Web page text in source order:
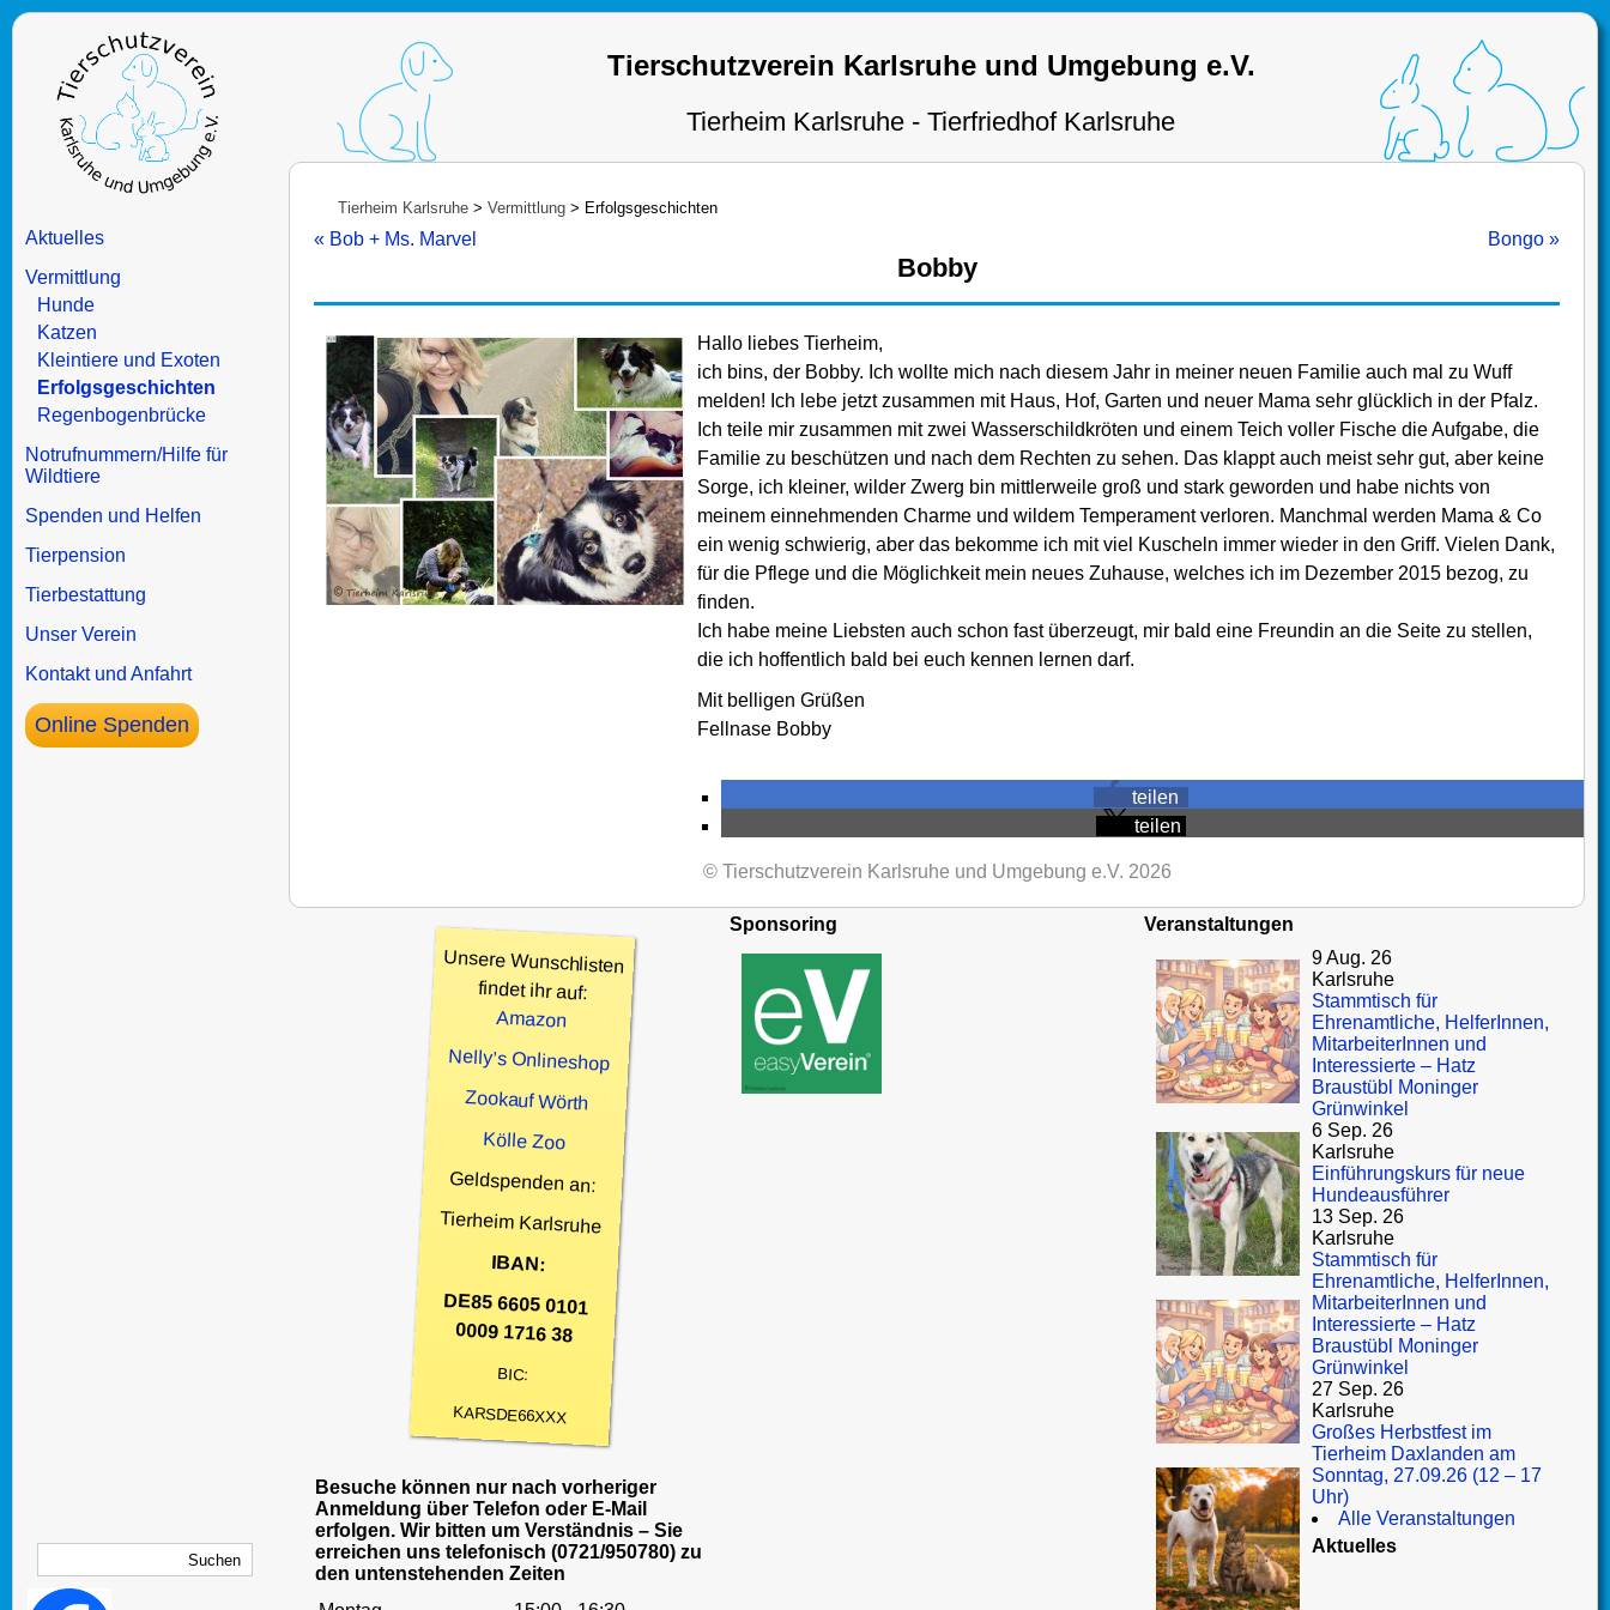
Tierschutzverein Karlsruhe und Umgebung e.V.
Tierheim Karlsruhe - Tierfriedhof Karlsruhe
Aktuelles
Vermittlung
Hunde
Katzen
Kleintiere und Exoten
Erfolgsgeschichten
Regenbogenbrücke
Notrufnummern/Hilfe für
Wildtiere
Spenden und Helfen
Tierpension
Tierbestattung
Unser Verein
Kontakt und Anfahrt
Online Spenden
Tierheim Karlsruhe > Vermittlung > Erfolgsgeschichten
« Bob + Ms. Marvel Bongo »
Bobby
Hallo liebes Tierheim,
ich bins, der Bobby. Ich wollte mich nach diesem Jahr in meiner neuen Familie auch mal zu Wuff
melden! Ich lebe jetzt zusammen mit Haus, Hof, Garten und neuer Mama sehr glücklich in der Pfalz.
Ich teile mir zusammen mit zwei Wasserschildkröten und einem Teich voller Fische die Aufgabe, die
Familie zu beschützen und nach dem Rechten zu sehen. Das klappt auch meist sehr gut, aber keine
Sorge, ich kleiner, wilder Zwerg bin mittlerweile groß und stark geworden und habe nichts von
meinem einnehmenden Charme und wildem Temperament verloren. Manchmal werden Mama & Co
ein wenig schwierig, aber das bekomme ich mit viel Kuscheln immer wieder in den Griff. Vielen Dank,
für die Pflege und die Möglichkeit mein neues Zuhause, welches ich im Dezember 2015 bezog, zu
finden.
Ich habe meine Liebsten auch schon fast überzeugt, mir bald eine Freundin an die Seite zu stellen,
die ich hoffentlich bald bei euch kennen lernen darf.
Mit belligen Grüßen
Fellnase Bobby
teilen
teilen
© Tierschutzverein Karlsruhe und Umgebung e.V. 2026
Unsere Wunschlisten
findet ihr auf:
Amazon
Nelly’s Onlineshop
Zookauf Wörth
Kölle Zoo
Geldspenden an:
Tierheim Karlsruhe
IBAN:
DE85 6605 0101
0009 1716 38
BIC:
KARSDE66XXX
Besuche können nur nach vorheriger
Anmeldung über Telefon oder E-Mail
erfolgen. Wir bitten um Verständnis – Sie
erreichen uns telefonisch (0721/950780) zu
den untenstehenden Zeiten
Sponsoring
Veranstaltungen
9 Aug. 26
Karlsruhe
Stammtisch für
Ehrenamtliche, HelferInnen,
MitarbeiterInnen und
Interessierte – Hatz
Braustübl Moninger
Grünwinkel
6 Sep. 26
Karlsruhe
Einführungskurs für neue
Hundeausführer
13 Sep. 26
Karlsruhe
Stammtisch für
Ehrenamtliche, HelferInnen,
MitarbeiterInnen und
Interessierte – Hatz
Braustübl Moninger
Grünwinkel
27 Sep. 26
Karlsruhe
Großes Herbstfest im
Tierheim Daxlanden am
Sonntag, 27.09.26 (12 – 17
Uhr)
Alle Veranstaltungen
Aktuelles